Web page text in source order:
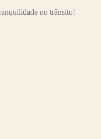
no trânsito!